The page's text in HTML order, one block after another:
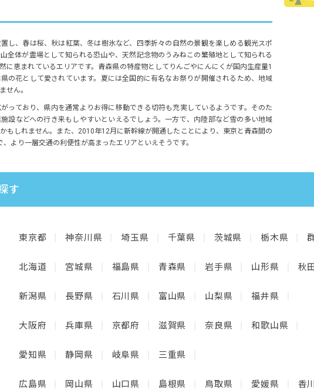
し、春は桜、秋は紅葉、冬は樹氷など、四季折々の自然の景観を楽しめる観光スポ
全体が霊場として知られる恐山や、天然記念物のうみねこの繁殖地として知られる
に恵まれているエリアです。青森県の特産物としてりんごやにんにくが国内生産量1
の花として愛されています。夏には全国的に有名なお祭りが開催されるため、地域
せん。
っており、県内を通常よりお得に移動できる切符も充実しているようです。そのた
設などへの行き来もしやすいといえるでしょう。一方で、内陸部など雪の多い地域
もしれません。また、2010年12月に新幹線が開通したことにより、東京と青森間の
より一層交通の利便性が高まったエリアといえそうです。
す
東京都 神奈川県 埼玉県 千葉県 茨城県 栃木県
北海道 宮城県 福島県 青森県 岩手県 山形県 秋
新潟県 長野県 石川県 富山県 山梨県 福井県
大阪府 兵庫県 京都府 滋賀県 奈良県 和歌山県
愛知県 静岡県 岐阜県 三重県
広島県 岡山県 山口県 島根県 鳥取県 愛媛県 香